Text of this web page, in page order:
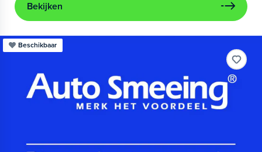
Bekijken
Beschikbaar